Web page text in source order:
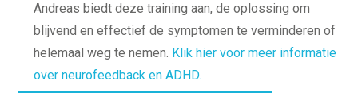
met Cogmed
Concentratie verbeteren
met neurofeedback | ADHD
& ADD
Overprikkeling
verminderen met
Andreas biedt deze training aan, de oplossing om
blijvend en effectief de symptomen te verminderen of
helemaal weg te nemen. Klik hier voor meer informatie
over neurofeedback en ADHD.